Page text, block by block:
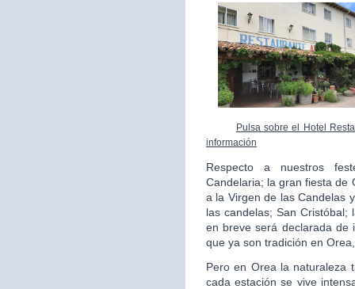
Pulsa sobre el Hotel
información
Respecto a nuestros
Candelaria; la gran fiesta de
a la Virgen de las Candelas
las candelas; San Cristóbal;
en breve será declarada de
que ya son tradición en
Pero en Orea la naturaleza
cada estación se vive